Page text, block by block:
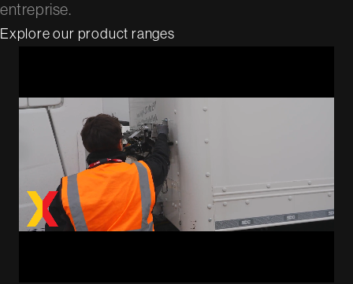
entreprise.
Explore our product ranges